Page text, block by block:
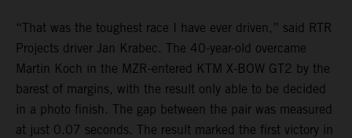
“That was the toughest race I have ever driven,” said RTR
Projects driver Jan Krabec. The 40-year-old overcame
Martin Koch in the MZR-entered KTM X-BOW GT2 by the
barest of margins, with the result only able to be decided
in a photo finish. The gap between the pair was measured
at just 0.07 seconds. The result marked the first victory in